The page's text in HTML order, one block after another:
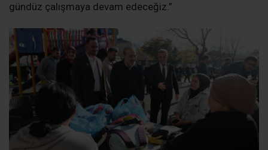
gündüz çalışmaya devam edeceğiz.”